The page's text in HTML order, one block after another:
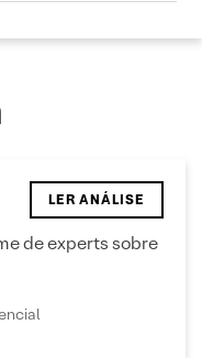
de experts sobre
LER ANÁLISE